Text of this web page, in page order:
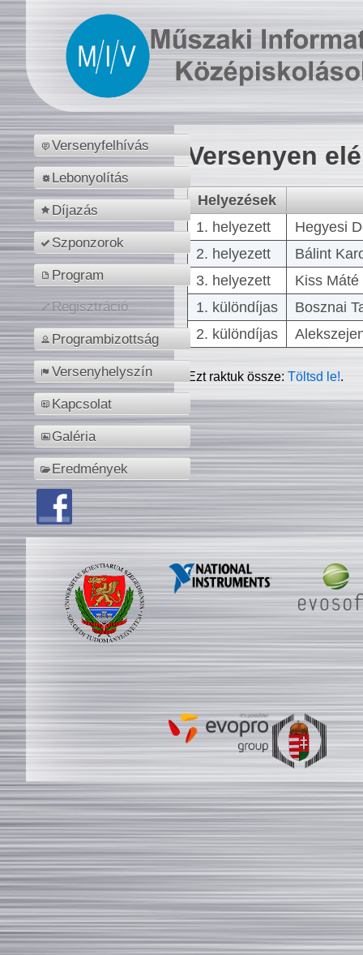
Versenyfelhívás
Lebonyolítás
Díjazás
Szponzorok
Program
Regisztráció
Programbizottság
Versenyhelyszín
Kapcsolat
Galéria
Eredmények
Versenyen
Helyezések
1. helyezett
Hegyesi
2. helyezett
Bálint
3. helyezett
Kiss
1. különdíjas
Bosznai
2. különdíjas
Ezt raktuk össze:Töltsd le!.